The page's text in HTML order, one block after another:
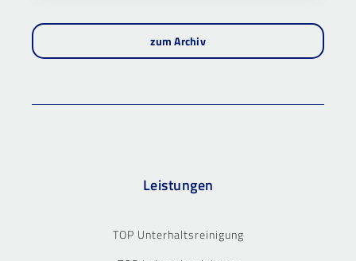
zum Archiv
Leistungen
TOP Unterhaltsreinigung